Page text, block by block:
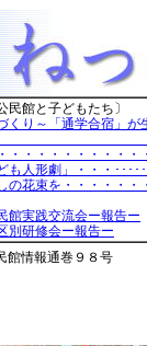
館と子どもたち〕
くり～「通学合宿」が
・・・・・・・・・
も人形劇」・・・･･･
の花束を・・・・・
館実践交流会ー報告ー
別研修会ー報告ー
情報通巻９８号